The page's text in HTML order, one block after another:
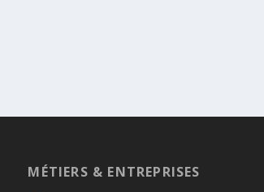
MÉTIERS & ENTREPRISES